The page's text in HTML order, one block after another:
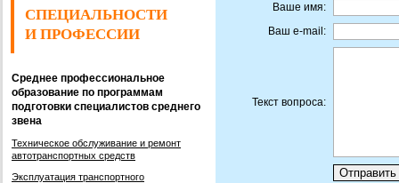
СПЕЦИАЛЬНОСТИ
И ПРОФЕССИИ
Среднее профессиональное
образование по программам
подготовки специалистов среднего
звена
Техническое обслуживание и ремонт
автотранспортных средств
Эксплуатация транспортного
Ваше имя:
Ваш e-mail:
Текст вопроса: